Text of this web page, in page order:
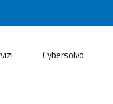
Cybersolvo